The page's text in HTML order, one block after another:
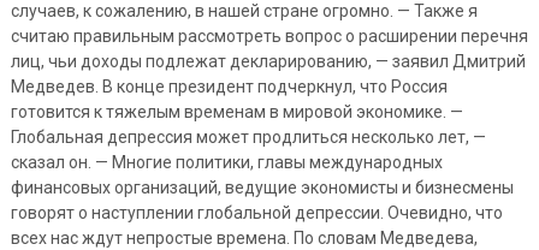
случаев, к сожалению, в нашей стране огромно. — Также я
считаю правильным рассмотреть вопрос о расширении перечня
лиц, чьи доходы подлежат декларированию, — заявил Дмитрий
Медведев. В конце президент подчеркнул, что Россия
готовится к тяжелым временам в мировой экономике. —
Глобальная депрессия может продлиться несколько лет, —
сказал он. — Многие политики, главы международных
финансовых организаций, ведущие экономисты и бизнесмены
говорят о наступлении глобальной депрессии. Очевидно, что
всех нас ждут непростые времена. По словам Медведева,